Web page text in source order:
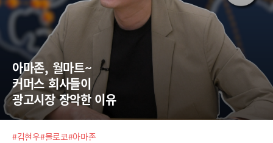
아마존, 월마트~
커머스 회사들이
광고시장 장악한 이유
#김현우#몰로코#아마존